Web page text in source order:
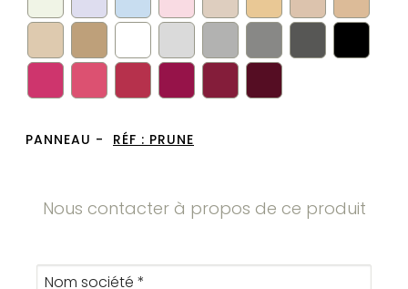
PANNEAU - RÉF : PRUNE
Nous contacter à propos de ce produit